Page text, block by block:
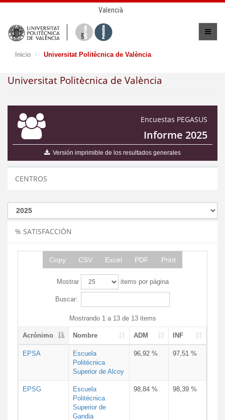
Valencià
Inicio Universitat Politècnica de València
Universitat Politècnica de València
Encuestas PEGASUS
Informe 2025
Versión imprimible de los resultados generales
CENTROS
% SATISFACCIÓN
Copy CSV Excel PDF Print
Mostrar items por página
Buscar:
Mostrando 1 a 13 de 13 items
Acrónimo Nombre ADM INF
EPSA
Escuela
Politécnica
Superior de Alcoy
96,92 % 97,51 %
EPSG
Escuela
Politécnica
Superior de
Gandia
98,84 % 98,39 %